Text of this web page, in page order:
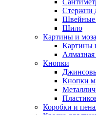
Стержни
Швейные
Шило
Картины и
Картины
Алмазная
Кнопки
Кнопки
Коробки и